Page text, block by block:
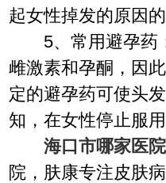
起女性掉发的原因的
5、常用避孕药
雌激素和孕酮，因
定的避孕药可使头
知，在女性停止服
海口市哪家医
院，肤康专注皮肤